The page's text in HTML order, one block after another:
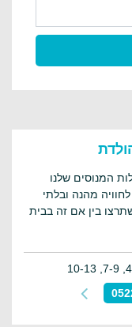
המנוסים שלנו
מהנה ובלתי
בין אם זה בבית